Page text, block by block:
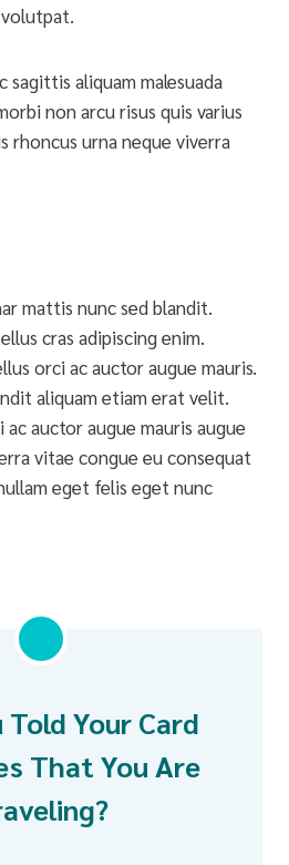
sagittis aliquam malesuada
non arcu risus quis varius
rhoncus urna neque viverra
mattis nunc sed blandit.
cras adipiscing enim.
orci ac auctor augue mauris.
aliquam etiam erat velit.
auctor augue mauris augue
vitae congue eu consequat
eget felis eget nunc
Told Your Card
That You Are